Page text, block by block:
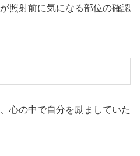
照射前に気になる部位の確認
心の中で自分を励ましていた